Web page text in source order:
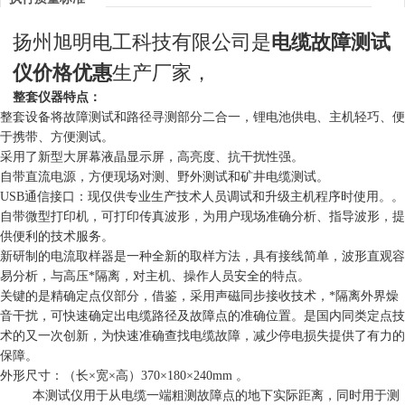
扬州旭明电工科技有限公司是电缆故障测试
仪价格优惠生产厂家，
整套仪器特点：
整套设备将故障测试和路径寻测部分二合一，锂电池供电、主机轻巧、便
于携带、方便测试。
采用了新型大屏幕液晶显示屏，高亮度、抗干扰性强。
自带直流电源，方便现场对测、野外测试和矿井电缆测试。
USB通信接口：现仅供专业生产技术人员调试和升级主机程序时使用。。
自带微型打印机，可打印传真波形，为用户现场准确分析、指导波形，提
供便利的技术服务。
新研制的电流取样器是一种全新的取样方法，具有接线简单，波形直观容
易分析，与高压*隔离，对主机、操作人员安全的特点。
关键的是精确定点仪部分， 借鉴，采用声磁同步接收技术， *隔离外界燥
音干扰，可快速确定出电缆路径及故障点的准确位置。是国内同类定点技
术的又一次创新，为快速准确查找电缆故障，减少停电损失提供了有力的
保障。
外形尺寸：（长×宽×高）370×180×240mm 。
本测试仪用于从电缆一端粗测故障点的地下实际距离，同时用于测